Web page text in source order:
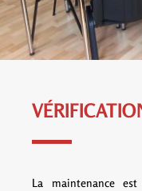
La maintenance